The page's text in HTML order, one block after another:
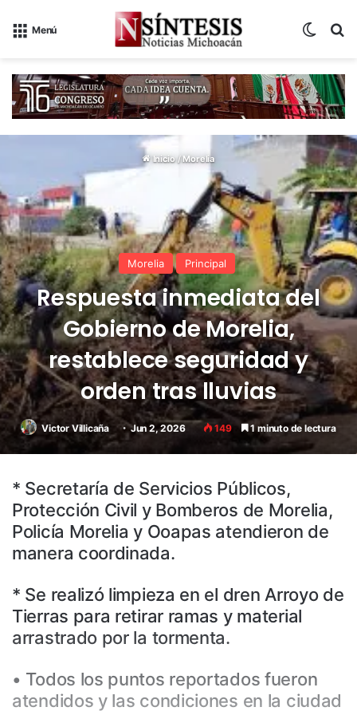
Menú
Inicio / Morelia
Morelia Principal
Respuesta inmediata del
Gobierno de Morelia,
restablece seguridad y
orden tras lluvias
Victor Villicaña Jun 2, 2026 149 1 minuto de lectura
* Secretaría de Servicios Públicos,
Protección Civil y Bomberos de Morelia,
Policía Morelia y Ooapas atendieron de
manera coordinada.
* Se realizó limpieza en el dren Arroyo de
Tierras para retirar ramas y material
arrastrado por la tormenta.
• Todos los puntos reportados fueron
atendidos y las condiciones en la ciudad